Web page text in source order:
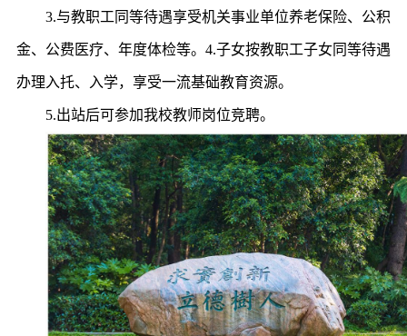
3.与教职工同等待遇享受机关事业单位养老保险、公积
金、公费医疗、年度体检等。4.子女按教职工子女同等待遇
办理入托、入学，享受一流基础教育资源。
5.出站后可参加我校教师岗位竞聘。